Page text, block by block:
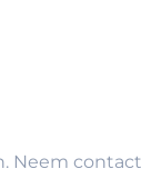
Neem